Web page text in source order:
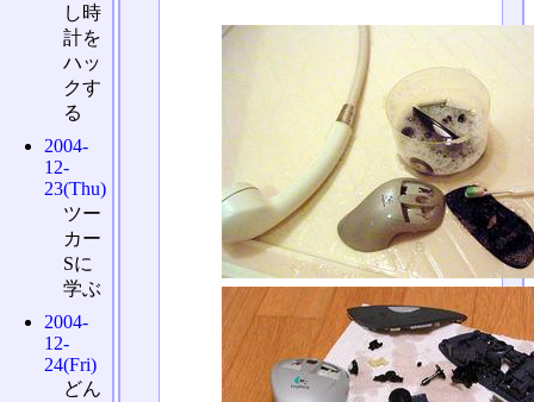
し時
計を
ハッ
クす
る
2004-
12-
23(Thu)
ツー
カー
Sに
学ぶ
2004-
12-
24(Fri)
どん